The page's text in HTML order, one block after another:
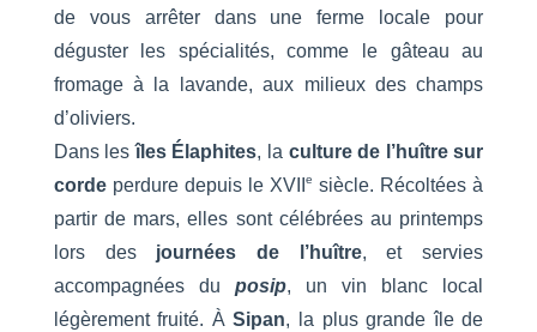
de vous arrêter dans une ferme locale pour
déguster les spécialités, comme le gâteau au
fromage à la lavande, aux milieux des champs
d’oliviers.
Dans lesîles Élaphites, la culture de l’huître sur
cordeperdure depuis le XVIIe siècle. Récoltées à
partir de mars, elles sont célébrées au printemps
lors des journées de l’huître, et servies
accompagnées du posip, un vin blanc local
légèrement fruité. ÀSipan, la plus grande île de